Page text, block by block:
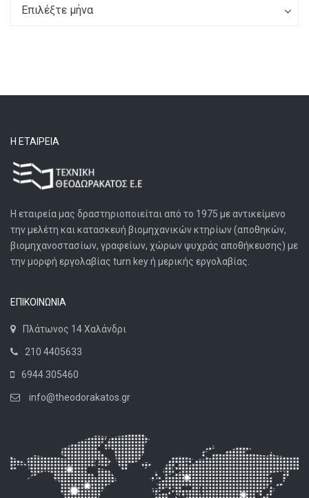
Archives
Επιλέξτε μήνα
Archives
Η ΕΤΑΙΡΕΊΑ
Η εταιρεία μας δραστηριοποιείται από το 1975 με αντικείμενο
την μελέτη και κατασκευή βιομηχανικών κτηρίων (αποθηκών,
βιομηχανοστασίων, γραφείων, χώρων ψυχράς αποθήκευσης) με
την μορφή εργολαβίας turn key ή μερικής εργολαβίας.
ΕΠΙΚΟΙΝΩΝΙΑ
Πλάτωνος 14 Χαλάνδρι
210 4405633
6944 305460
info@theodorakatos.gr